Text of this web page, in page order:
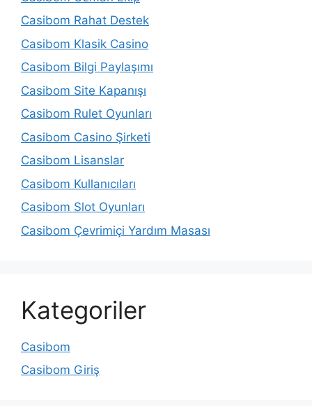
Casibom Rahat Destek
Casibom Klasik Casino
Casibom Bilgi Paylaşımı
Casibom Site Kapanışı
Casibom Rulet Oyunları
Casibom Casino Şirketi
Casibom Lisanslar
Casibom Kullanıcıları
Casibom Slot Oyunları
Casibom Çevrimiçi Yardım Masası
Kategoriler
Casibom
Casibom Giriş